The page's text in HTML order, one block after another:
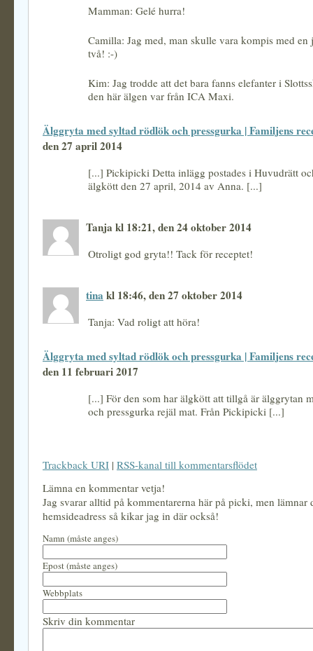
Mamman: Gelé hurra!
Camilla: Jag med, man skulle vara kompis med en
två! :-)
Kim: Jag trodde att det bara fanns elefanter i
den här älgen var från ICA Maxi.
Älggryta med syltad rödlök och pressgurka | Familjens
den 27 april 2014
[...] Pickipicki Detta inlägg postades i Huvudrätt
älgkött den 27 april, 2014 av Anna. [...]
Tanja kl 18:21, den 24 oktober 2014
Otroligt god gryta!! Tack för receptet!
tina kl 18:46, den 27 oktober 2014
Tanja: Vad roligt att höra!
Älggryta med syltad rödlök och pressgurka | Familjens
den 11 februari 2017
[...] För den som har älgkött att tillgå är älggrytan
och pressgurka rejäl mat. Från Pickipicki [...]
Trackback URI | RSS-kanal till kommentarsflödet
Lämna en kommentar vetja!
Jag svarar alltid på kommentarerna här på picki, men lämnar
hemsideadress så kikar jag in där också!
Namn (måste anges)
Epost (måste anges)
Webbplats
Skriv din kommentar